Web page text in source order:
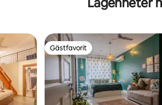
Gästfavorit
Gästfavorit